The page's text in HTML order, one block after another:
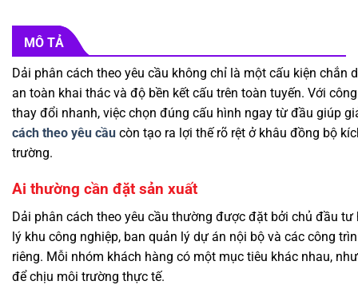
MÔ TẢ
Dải phân cách theo yêu cầu không chỉ là một cấu kiện
an toàn khai thác và độ bền kết cấu trên toàn tuyến. Với
thay đổi nhanh, việc chọn đúng cấu hình ngay từ đầu giúp
cách theo yêu cầu còn tạo ra lợi thế rõ rệt ở khâu đồng bộ
trường.
Ai thường cần đặt sản xuất
Dải phân cách theo yêu cầu thường được đặt bởi chủ đầu
lý khu công nghiệp, ban quản lý dự án nội bộ và các công
riêng. Mỗi nhóm khách hàng có một mục tiêu khác nhau,
để chịu môi trường thực tế.